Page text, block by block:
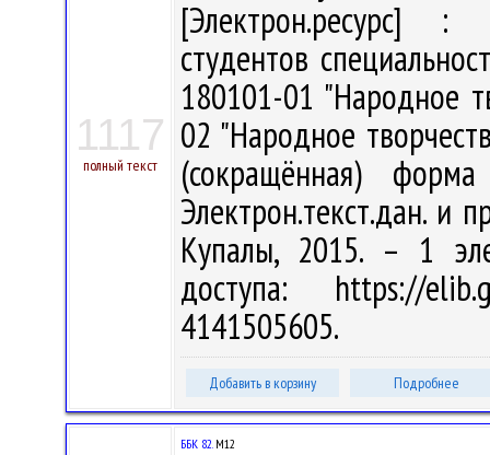
1117
полный текст
[Электрон.ресурс] :
студентов
180101-01 "Народное
02 "Народное
(сокращённая)
Электрон.текст.дан. и
Купалы, 2015. – 1
доступа: https://
4141505605.
Добавить в корзину Подробнее
ББК 82.М12